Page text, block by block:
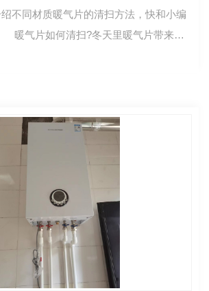
不同材质暖气片的清扫方法，快和小编
气片如何清扫?冬天里暖气片带来了
们能够享有一个温暖舒适的冬天…